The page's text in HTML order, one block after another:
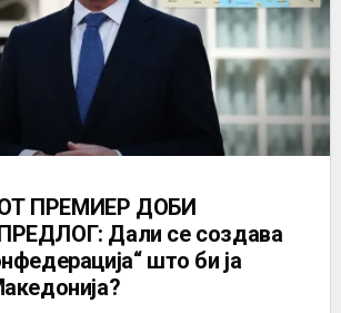
ПРЕМИЕР ДОБИ
Дали се создава
што би ја